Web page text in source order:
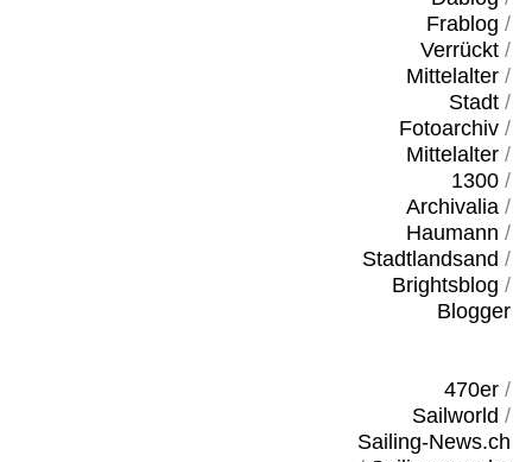
Frablog /
Verrückt/
Mittelalter/
Stadt/
Fotoarchiv/
Mittelalter/
1300/
Archivalia/
Haumann /
Stadtlandsand /
Brightsblog /
Blogger
470er/
Sailworld /
Sailing-News.ch